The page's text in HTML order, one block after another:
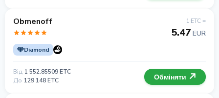
Obmenoff
Diamond
1 ETC =
5.47 EUR
Від 1 552.85509 ETC
До 129 148 ETC Обміняти